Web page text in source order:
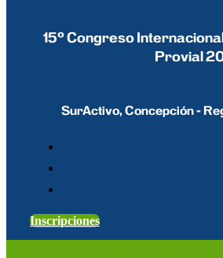
15º Congreso
Provial
SurActivo, Concepción -
Inscripciones